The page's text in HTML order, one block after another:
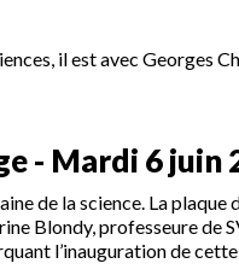
il est avec Georges
- Mardi 6 juin
de la science. La
Blondy, professeure
l’inauguration de